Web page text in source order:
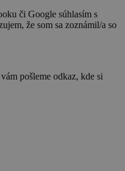
či Google súhlasím s
že som sa zoznámil/a so
pošleme odkaz, kde si